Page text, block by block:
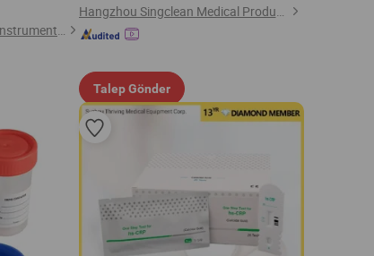
Ningbo Yingmed Medical Instruments Co., Ltd.
Hangzhou Singclean Medical Products Co., Ltd.
Talep Gönder